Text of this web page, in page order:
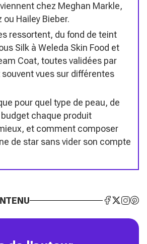
chez Meghan Markle,
Hailey Bieber.
ressortent, du fond de teint
Silk à Weleda Skin Food et
Coat, toutes validées par
vues sur différentes
pour quel type de peau, de
chaque produit
et comment composer
de star sans vider son compte